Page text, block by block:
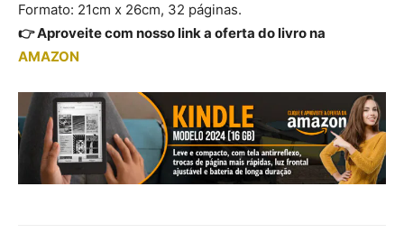
Formato: 21cm x 26cm, 32 páginas.
👉 Aproveite com nosso link a oferta do livro na
AMAZON